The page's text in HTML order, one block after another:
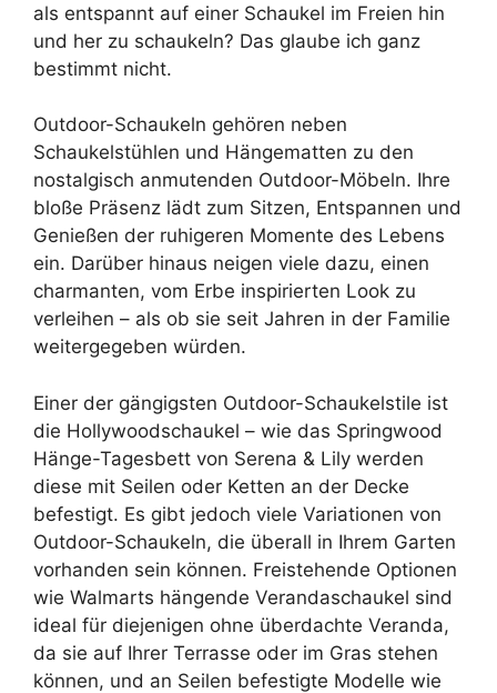
als entspannt auf einer Schaukel im Freien hin
und her zu schaukeln? Das glaube ich ganz
bestimmt nicht.
Outdoor-Schaukeln gehören neben
Schaukelstühlen und Hängematten zu den
nostalgisch anmutenden Outdoor-Möbeln. Ihre
bloße Präsenz lädt zum Sitzen, Entspannen und
Genießen der ruhigeren Momente des Lebens
ein. Darüber hinaus neigen viele dazu, einen
charmanten, vom Erbe inspirierten Look zu
verleihen – als ob sie seit Jahren in der Familie
weitergegeben würden.
Einer der gängigsten Outdoor-Schaukelstile ist
die Hollywoodschaukel – wie das Springwood
Hänge-Tagesbett von Serena & Lily werden
diese mit Seilen oder Ketten an der Decke
befestigt. Es gibt jedoch viele Variationen von
Outdoor-Schaukeln, die überall in Ihrem Garten
vorhanden sein können. Freistehende Optionen
wie Walmarts hängende Verandaschaukel sind
ideal für diejenigen ohne überdachte Veranda,
da sie auf Ihrer Terrasse oder im Gras stehen
können, und an Seilen befestigte Modelle wie